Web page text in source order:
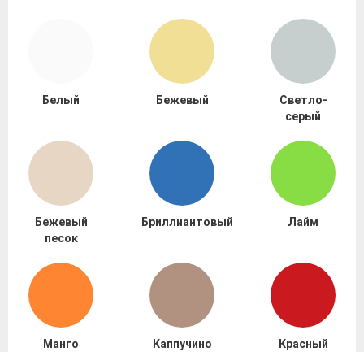
Белый Бежевый
Светло-
серый
Бежевый
песок
Бриллиантовый Лайм
Манго Каппучино
Красный